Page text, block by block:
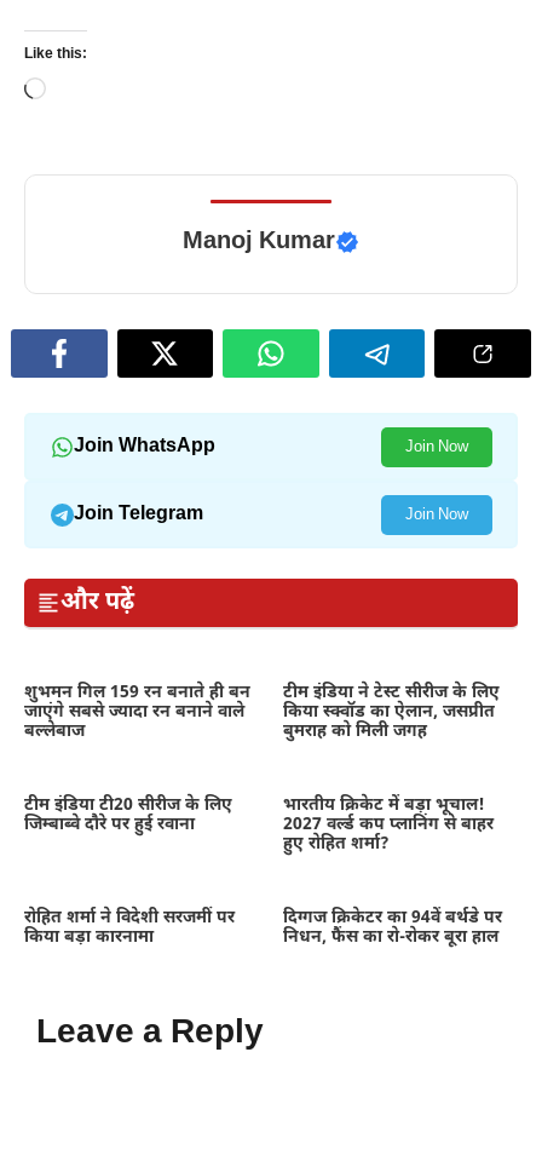
Like this:
Loading…
Manoj Kumar
Join WhatsApp Join Now
Join Telegram Join Now
और पढ़ें
शुभमन गिल 159 रन बनाते ही बन
जाएंगे सबसे ज्यादा रन बनाने वाले
बल्लेबाज
टीम इंडिया ने टेस्ट सीरीज के लिए
किया स्क्वॉड का ऐलान, जसप्रीत
बुमराह को मिली जगह
टीम इंडिया टी20 सीरीज के लिए
जिम्बाब्वे दौरे पर हुई रवाना
भारतीय क्रिकेट में बड़ा भूचाल!
2027 वर्ल्ड कप प्लानिंग से बाहर
हुए रोहित शर्मा?
रोहित शर्मा ने विदेशी सरजमीं पर
किया बड़ा कारनामा
दिग्गज क्रिकेटर का 94वें बर्थडे पर
निधन, फैंस का रो-रोकर बूरा हाल
Leave a Reply